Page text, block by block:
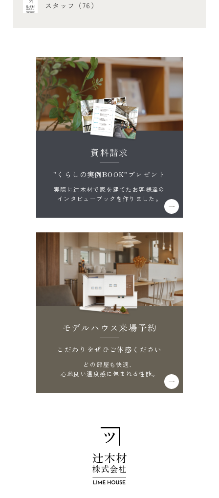
スタッフ（76）
資料請求
"くらしの実例BOOK"プレゼント
実際に辻木材で家を建てたお客様達の
インタビューブックを作りました。
モデルハウス来場予約
こだわりをぜひご体感ください
どの部屋も快適、
心地良い温度感に包まれる性能。